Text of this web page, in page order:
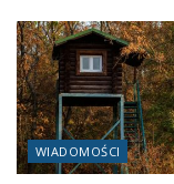
WIADOMOŚCI